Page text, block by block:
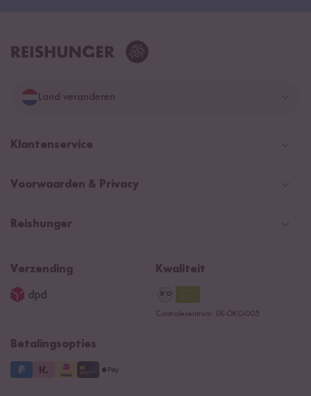
Land veranderen
Duitsland
Nederland
Klantenservice
Help Center (FAQ)
Betaalmethoden
Reishunger lexicon
Contacteer ons
Voorwaarden & Privacy
Retourneren
Privacy
Impressum
Reishunger
Verzending
Kwaliteit
Controlecentrum: DE-ÖKO-005
Betalingsopties